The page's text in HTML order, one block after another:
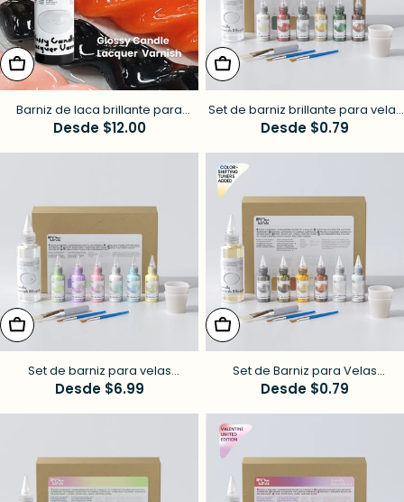
elige opciones
Barniz de laca brillante para
velas a base de agua
Precio
habitual
Desde $12.00
elige opciones
Set de barniz brillante para velas
de colores - 6 colores navideños
Precio
habitual
Desde $0.79
elige opciones
Set de barniz para velas
brillantes de colores - 6 de la
Precio
habitual
Desde $6.99
elige opciones
Set de Barniz para Velas
Brillantes de Colores - 4 Brillos de
Precio
habitual
Desde $0.79